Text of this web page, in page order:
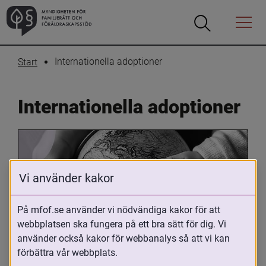
Öppna
Öppna
Menyn
Start Internationella adoptioner
Internationella adoptioner
Oavsett om du är adopterad,
adoptivförälder eller arbetar med
Vi använder kakor
På mfof.se använder vi nödvändiga kakor för att
webbplatsen ska fungera på ett bra sätt för dig. Vi
använder också kakor för webbanalys så att vi kan
förbättra vår webbplats.